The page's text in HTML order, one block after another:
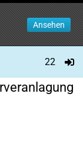
Ansehen
22